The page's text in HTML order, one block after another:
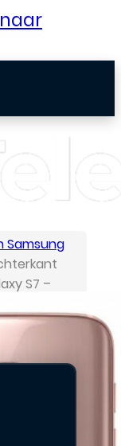
Samsung
S7 –